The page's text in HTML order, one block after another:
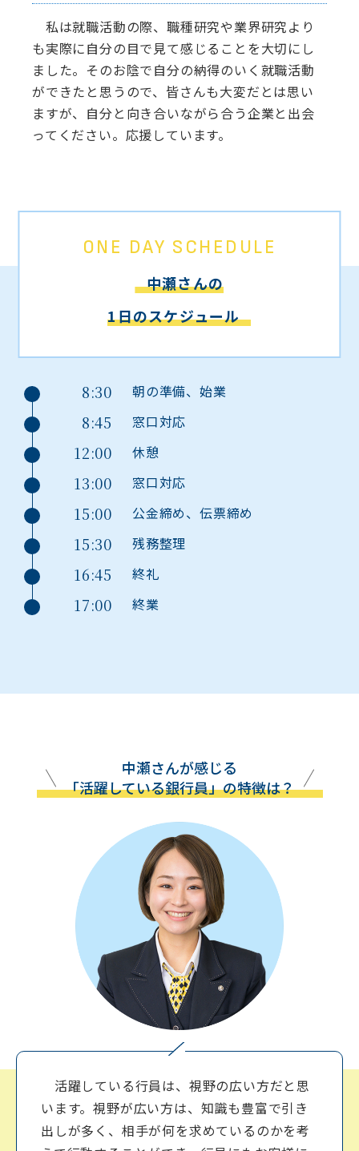
私は就職活動の際、職種研究や業界研究より
も実際に自分の目で見て感じることを大切にし
ました。そのお陰で自分の納得のいく就職活動
ができたと思うので、皆さんも大変だとは思い
ますが、自分と向き合いながら合う企業と出会
ってください。応援しています。
ONE DAY SCHEDULE
中瀬さんの
1日のスケジュール
8:30 朝の準備、始業
8:45 窓口対応
12:00 休憩
13:00 窓口対応
15:00 公金締め、伝票締め
15:30 残務整理
16:45 終礼
17:00 終業
中瀬さんが感じる
「活躍している銀行員」の特徴は？
活躍している⾏員は、視野の広い⽅だと思
います。視野が広い⽅は、知識も豊富で引き
出しが多く、相⼿が何を求めているのかを考